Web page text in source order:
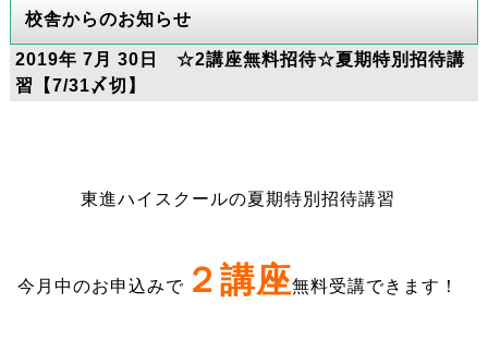
校舎からのお知らせ
2019年 7月 30日 ☆2講座無料招待☆夏期特別招待講
習【7/31〆切】
東進ハイスクールの夏期特別招待講習
今月中のお申込みで２講座無料受講できます！